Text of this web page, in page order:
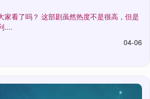
家看了吗？ 这部剧虽然热度不是很高，但是
....
04-06